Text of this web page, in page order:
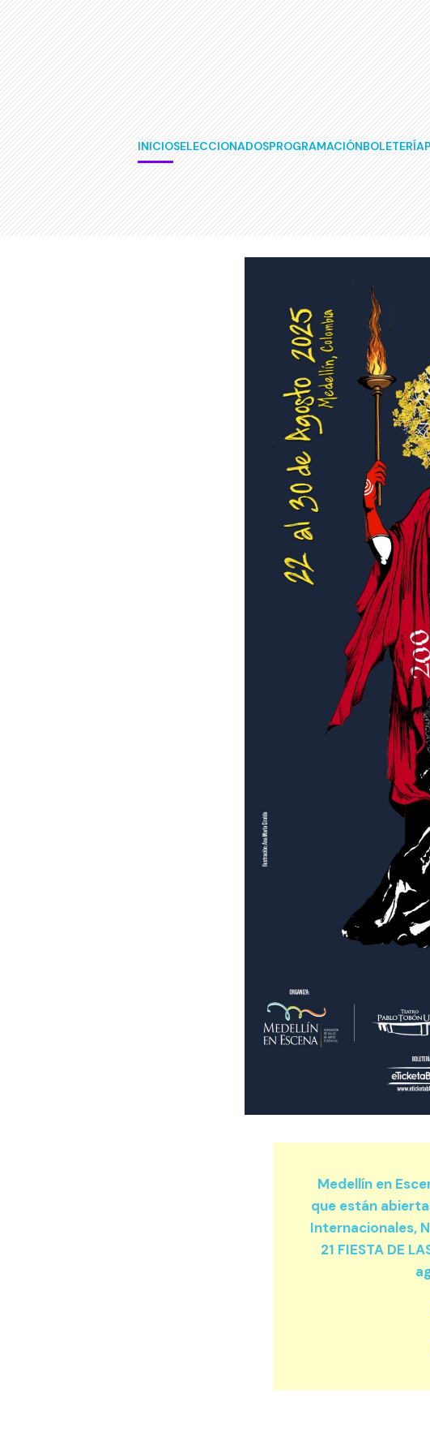
INICIOSELECCIONADOSPROGRAMACIÓNBOLETERÍA
Medellín en
que están
Internacionales,
21 FIESTA DE